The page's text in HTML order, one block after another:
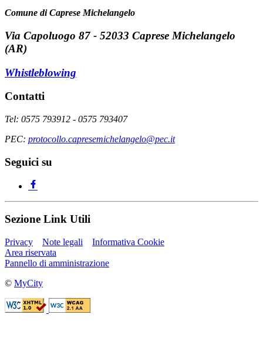
Comune di Caprese Michelangelo
Via Capoluogo 87 - 52033 Caprese Michelangelo
(AR)
Whistleblowing
Contatti
Tel: 0575 793912 - 0575 793407
PEC: protocollo.capresemichelangelo@pec.it
Seguici su
Sezione Link Utili
Privacy Note legali
Informativa Cookie
Area riservata
Pannello di amministrazione
© MyCity